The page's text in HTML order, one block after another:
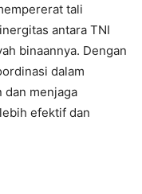
tali
antara TNI
binaannya. Dengan
dalam
dan menjaga
efektif dan